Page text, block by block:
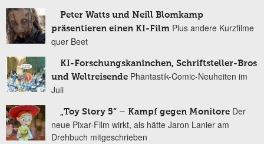
Peter Watts und Neill Blomkamp
präsentieren einen KI-Film Plus andere Kurzfilme
quer Beet
KI-Forschungskaninchen, Schriftsteller-Bros
und Weltreisende Phantastik-Comic-Neuheiten im
Juli
„Toy Story 5“ – Kampf gegen Monitore Der
neue Pixar-Film wirkt, als hätte Jaron Lanier am
Drehbuch mitgeschrieben